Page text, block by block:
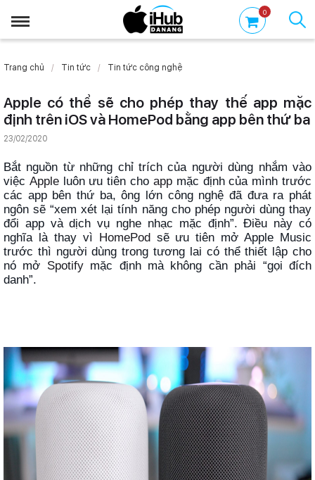
0
Trang chủ Tin tức Tin tức công nghệ
Apple có thể sẽ cho phép thay thế app mặc
định trên iOS và HomePod bằng app bên thứ ba
23/02/2020
Bắt nguồn từ những chỉ trích của người dùng nhắm vào
việc Appleluôn ưu tiên cho appmặc định của mình trước
các app bên thứ ba, ông lớn công nghệ đã đưa ra phát
ngôn sẽ “xem xét lại tính năng cho phép người dùng thay
đổi app và dịch vụ nghe nhạc mặc định”. Điều này có
nghĩa là thay vì HomePodsẽ ưu tiên mở Apple Music
trước thì người dùng trong tương lai có thể thiết lập cho
nó mở Spotifymặc định mà không cần phải “gọi đích
danh”.